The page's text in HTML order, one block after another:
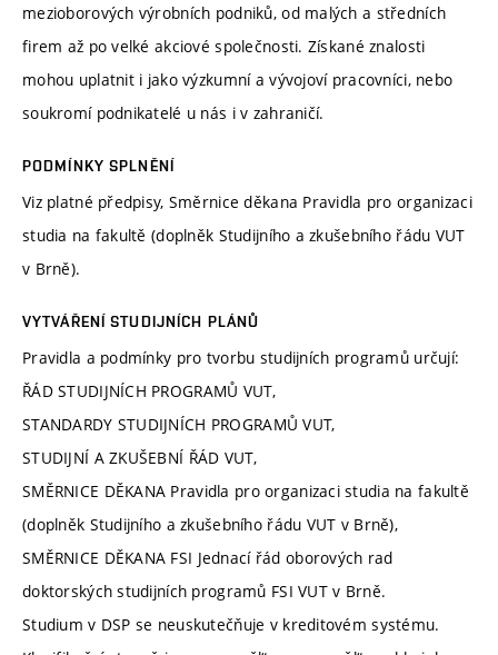
mezioborových výrobních podniků, od malých a středních
firem až po velké akciové společnosti. Získané znalosti
mohou uplatnit i jako výzkumní a vývojoví pracovníci, nebo
soukromí podnikatelé u nás i v zahraničí.
PODMÍNKY SPLNĚNÍ
Viz platné předpisy, Směrnice děkana Pravidla pro organizaci
studia na fakultě (doplněk Studijního a zkušebního řádu VUT
v Brně).
VYTVÁŘENÍ STUDIJNÍCH PLÁNŮ
Pravidla a podmínky pro tvorbu studijních programů určují:
ŘÁD STUDIJNÍCH PROGRAMŮ VUT,
STANDARDY STUDIJNÍCH PROGRAMŮ VUT,
STUDIJNÍ A ZKUŠEBNÍ ŘÁD VUT,
SMĚRNICE DĚKANA Pravidla pro organizaci studia na fakultě
(doplněk Studijního a zkušebního řádu VUT v Brně),
SMĚRNICE DĚKANA FSI Jednací řád oborových rad
doktorských studijních programů FSI VUT v Brně.
Studium v DSP se neuskutečňuje v kreditovém systému.